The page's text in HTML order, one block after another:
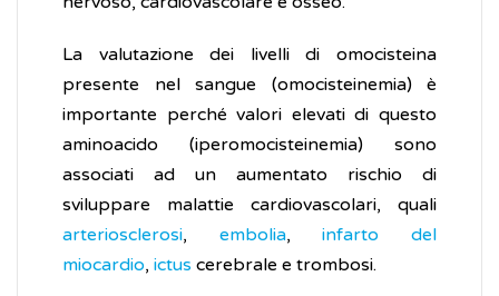
La valutazione dei livelli di omocisteina
presente nel sangue (omocisteinemia) è
importante perché valori elevati di questo
aminoacido (iperomocisteinemia) sono
associati ad un aumentato rischio di
sviluppare malattie cardiovascolari, quali
arteriosclerosi, embolia,infarto del
miocardio, ictus cerebrale e trombosi.